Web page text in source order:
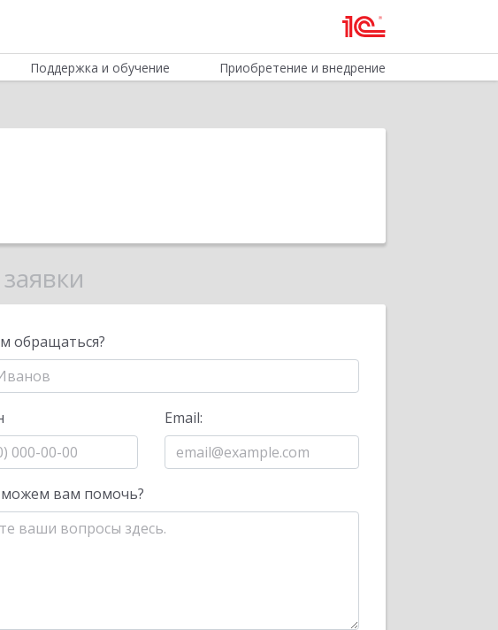
Поддержка и обучение Приобретение и внедрение
обращаться?
Email:
вам помочь?